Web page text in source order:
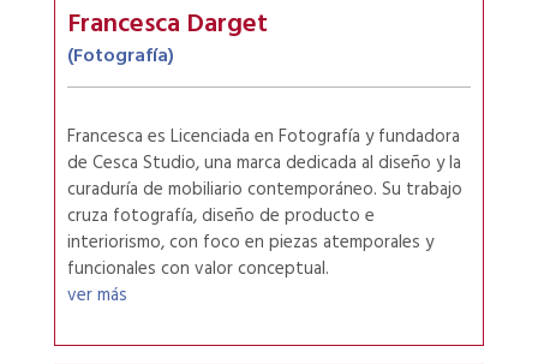
Francesca Darget
(Fotografía)
Francesca es Licenciada en Fotografía y fundadora
de Cesca Studio, una marca dedicada al diseño y la
curaduría de mobiliario contemporáneo. Su trabajo
cruza fotografía, diseño de producto e
interiorismo, con foco en piezas atemporales y
funcionales con valor conceptual.
ver más